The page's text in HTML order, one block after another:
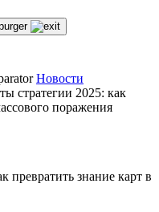
Новости
стратегии 2025: как
поражения